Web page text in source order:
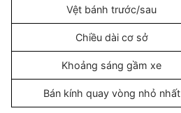
Vệt bánh trước/sau
Chiều dài cơ sở
Khoảng sáng gầm xe
Bán kính quay vòng nhỏ nhất